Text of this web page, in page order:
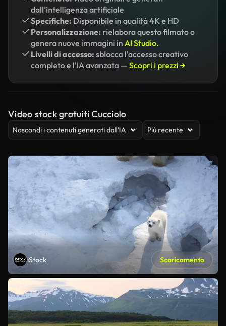
dall'intelligenza artificiale
Specifiche: Disponibile in qualità 4K e HD
Personalizzazione: rielabora questo filmato o
genera nuove immagini in AI Studio.
Livelli di accesso: sblocca l'accesso creativo
completo e l'IA avanzata — Scopri i prezzi →
Video stock gratuiti Cucciolo
Nascondi i contenuti generati dall’IA Più recente
iStock Scaricamento